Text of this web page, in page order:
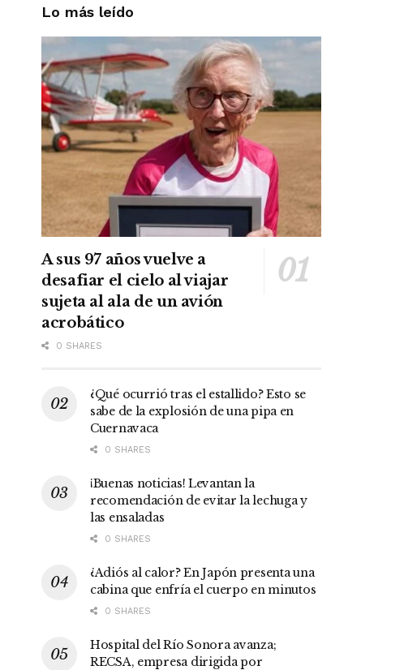
Lo más leído
A sus 97 años vuelve a
desafiar el cielo al viajar
sujeta al ala de un avión
acrobático
0 SHARES
¿Qué ocurrió tras el estallido? Esto se
sabe de la explosión de una pipa en
Cuernavaca
0 SHARES
¡Buenas noticias! Levantan la
recomendación de evitar la lechuga y
las ensaladas
0 SHARES
¿Adiós al calor? En Japón presenta una
cabina que enfría el cuerpo en minutos
0 SHARES
Hospital del Río Sonora avanza;
RECSA, empresa dirigida por